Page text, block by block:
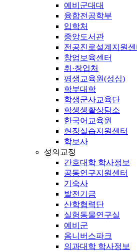
예비군대대
융합전공학부
입학처
중앙도서관
전공진로설계지원센
창업보육센터
취·창업처
평생교육원(성심)
학부대학
학생군사교육단
학생생활상담소
한국어교육원
현장실습지원센터
학보사
성의교정
간호대학 학사정보
공동연구지원센터
기숙사
발전기금
산학협력단
실험동물연구실
예비군
옴니버스파크
의과대학 학사정보